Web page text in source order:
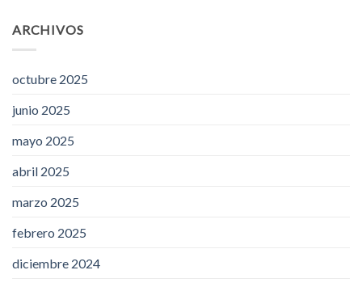
ARCHIVOS
octubre 2025
junio 2025
mayo 2025
abril 2025
marzo 2025
febrero 2025
diciembre 2024